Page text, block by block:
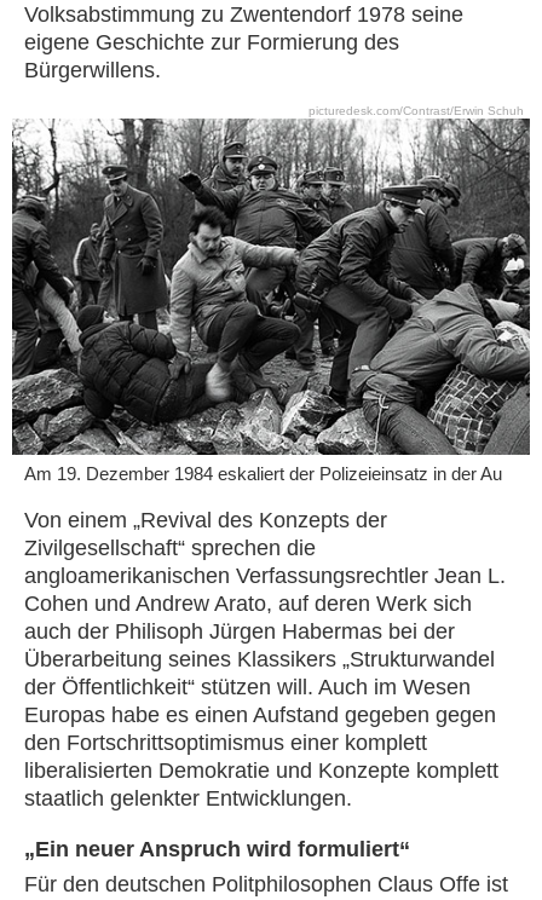
Volksabstimmung zu Zwentendorf 1978 seine
eigene Geschichte zur Formierung des
Bürgerwillens.
picturedesk.com/Contrast/Erwin Schuh
Am 19. Dezember 1984 eskaliert der Polizeieinsatz in der Au
Von einem „Revival des Konzepts der
Zivilgesellschaft“ sprechen die
angloamerikanischen Verfassungsrechtler Jean L.
Cohen und Andrew Arato, auf deren Werk sich
auch der Philisoph Jürgen Habermas bei der
Überarbeitung seines Klassikers „Strukturwandel
der Öffentlichkeit“ stützen will. Auch im Wesen
Europas habe es einen Aufstand gegeben gegen
den Fortschrittsoptimismus einer komplett
liberalisierten Demokratie und Konzepte komplett
staatlich gelenkter Entwicklungen.
„Ein neuer Anspruch wird formuliert“
Für den deutschen Politphilosophen Claus Offe ist